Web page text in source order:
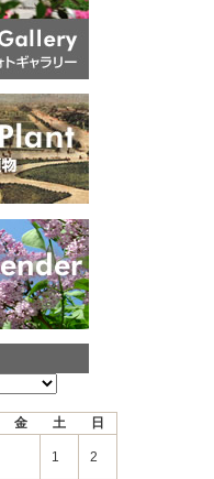
金 土 日
1 2